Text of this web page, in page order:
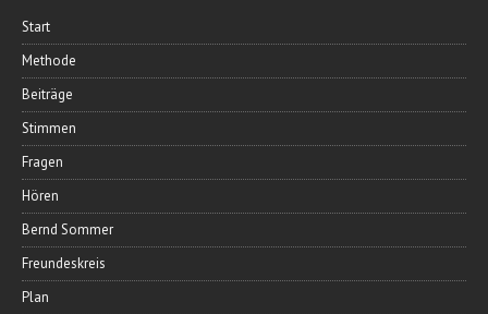
Start
Methode
Beiträge
Stimmen
Fragen
Hören
Bernd Sommer
Freundeskreis
Plan